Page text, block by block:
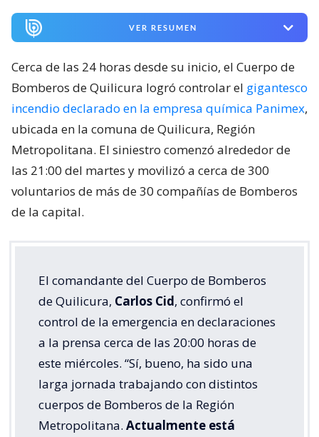
VER RESUMEN
Cerca de las 24 horas desde su inicio, el Cuerpo de
Bomberos de Quilicura logró controlar el gigantesco
incendio declarado en la empresa química Panimex,
ubicada en la comuna de Quilicura, Región
Metropolitana. El siniestro comenzó alrededor de
las 21:00 del martes y movilizó a cerca de 300
voluntarios de más de 30 compañías de Bomberos
de la capital.
El comandante del Cuerpo de Bomberos
de Quilicura, Carlos Cid, confirmó el
control de la emergencia en declaraciones
a la prensa cerca de las 20:00 horas de
este miércoles. “Sí, bueno, ha sido una
larga jornada trabajando con distintos
cuerpos de Bomberos de la Región
Metropolitana. Actualmente está